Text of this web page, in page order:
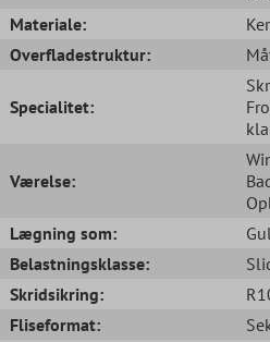
Materiale:
Overfladestruktur:
Specialitet:
Værelse:
Lægning som:
Belastningsklasse:
Skridsikring:
Fliseformat: